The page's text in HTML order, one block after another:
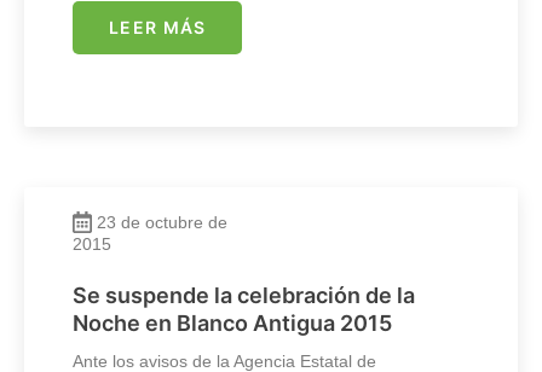
LEER MÁS
23 de octubre de
2015
Se suspende la celebración de la
Noche en Blanco Antigua 2015
Ante los avisos de la Agencia Estatal de